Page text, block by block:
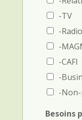
e
)
o
n
e
)
-TV
-Radio
-
-CAFI
-
-
Besoins